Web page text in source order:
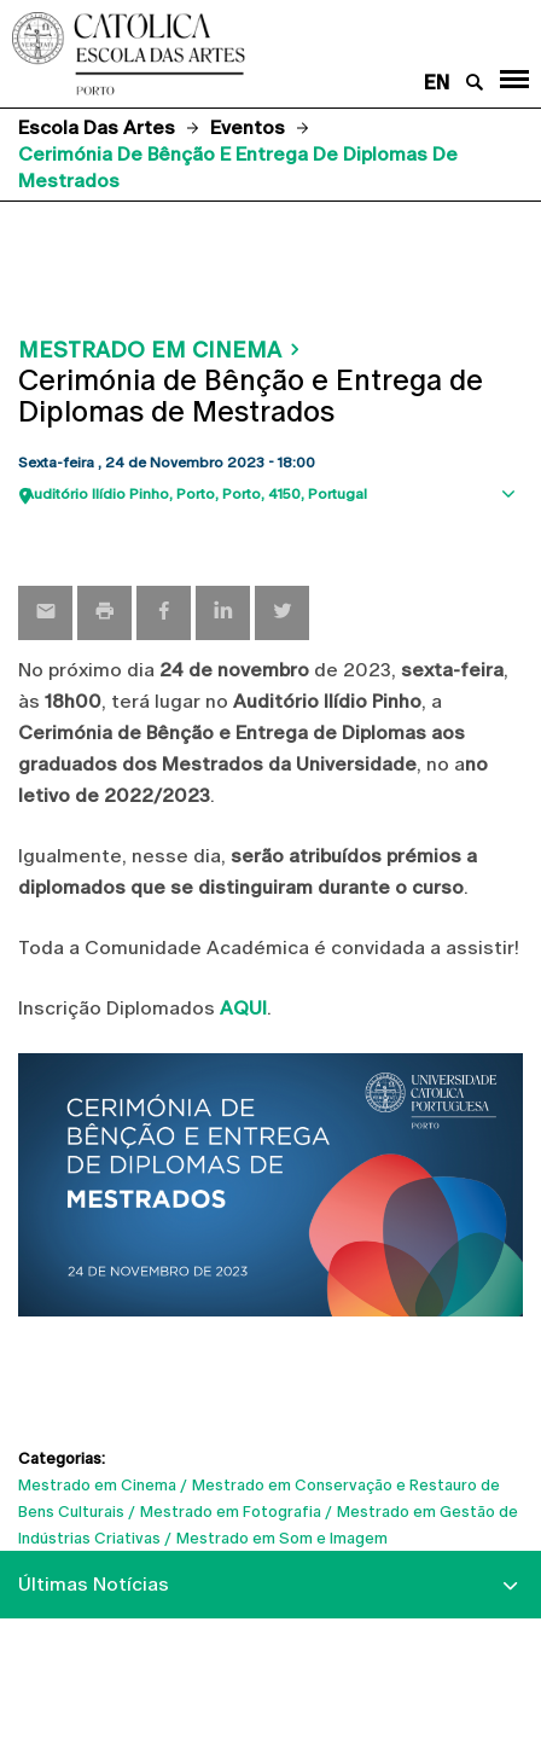
EN
Escola Das Artes
Eventos
Cerimónia De Bênção E Entrega De Diplomas De
Mestrados
MESTRADO EM CINEMA
Cerimónia de Bênção e Entrega de
Diplomas de Mestrados
Sexta-feira , 24 de Novembro 2023 - 18:00
Auditório Ilídio Pinho Porto Porto 4150 Portugal
No próximo dia 24 de novembro de 2023, sexta-feira,
às 18h00, terá lugar no Auditório Ilídio Pinho, a
Cerimónia de Bênção e Entrega de Diplomas aos
graduados dos Mestrados da Universidade, no ano
letivo de 2022/2023.
Igualmente, nesse dia, serão atribuídos prémios a
diplomados que se distinguiram durante o curso.
Toda a Comunidade Académica é convidada a assistir!
Inscrição Diplomados AQUI.
Categorias:
Mestrado em Cinema
Mestrado em Conservação e Restauro de
Bens Culturais
Mestrado em Fotografia
Mestrado em Gestão de
Indústrias Criativas
Mestrado em Som e Imagem
Últimas Notícias